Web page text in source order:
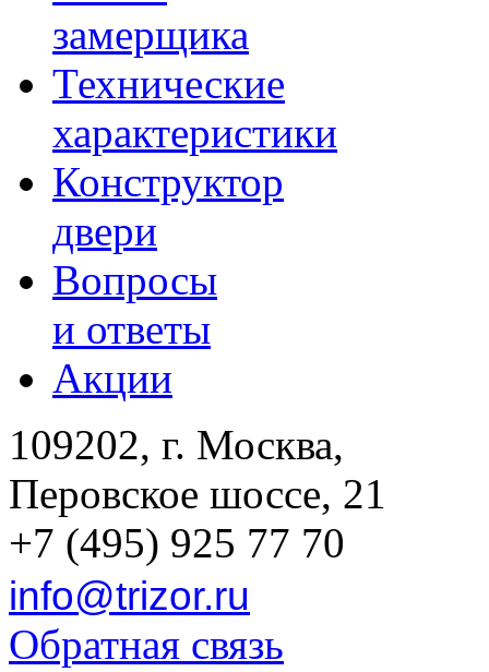
замерщика
Технические
характеристики
Конструктор
двери
Вопросы
и ответы
Акции
109202, г. Москва,
Перовское шоссе, 21
+7 (495) 925 77 70
info@trizor.ru
Обратная связь